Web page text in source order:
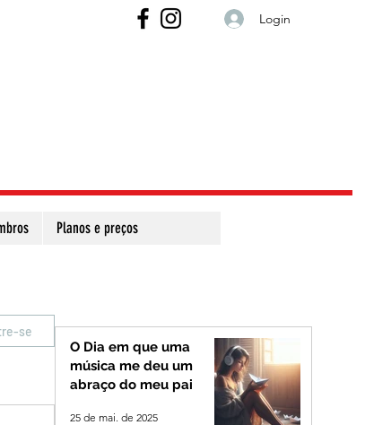
Login
Planos e preços
se
O Dia em que uma
música me deu um
abraço do meu pai
25 de mai. de 2025